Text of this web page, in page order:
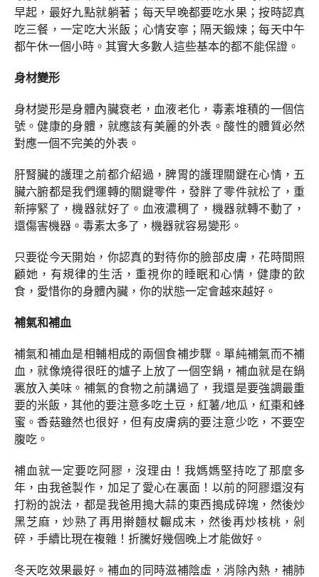
早起，最好九點就躺著；每天早晚都要吃水果；按時認真
吃三餐，一定吃大米飯；心情安寧；隔天鍛煉；每天中午
都午休一個小時。其實大多數人這些基本的都不能保證。
身材變形
身材變形是身體內臟衰老，血液老化，毒素堆積的一個信
號。健康的身體，就應該有美麗的外表。酸性的體質必然
對應一個不完美的外表。
肝腎臟的護理之前都介紹過，脾胃的護理關鍵在心情，五
臟六腑都是我們運轉的關鍵零件，發胖了零件就松了，重
新擰緊了，機器就好了。血液濃稠了，機器就轉不動了，
還傷害機器。毒素太多了，機器就容易變形。
只要從今天開始，你認真的對待你的臉部皮膚，花時間照
顧她，有規律的生活，重視你的睡眠和心情，健康的飲
食，愛惜你的身體內臟，你的狀態一定會越來越好。
補氣和補血
補氣和補血是相輔相成的兩個食補步驟。單純補氣而不補
血，就像燒得很旺的爐子上放了一個空鍋，補血就是在鍋
裏放入美味。補氣的食物之前講過了，我還是要強調最重
要的米飯，其他的要注意多吃土豆，紅薯/地瓜，紅棗和蜂
蜜。香菇雖然也很好，但有皮膚病的要注意少吃，不要空
腹吃。
補血就一定要吃阿膠，沒理由！我媽媽堅持吃了那麼多
年，由我爸製作，加足了愛心在裏面！以前的阿膠還沒有
打粉的說法，都是我爸用搗大蒜的東西搗成碎塊，然後炒
黑芝麻，炒熟了再用擀麵杖輾成末，然後再炒核桃，剁
碎，手續比現在複雜！折騰好幾個晚上才能做好。
冬天吃效果最好。補血的同時滋補陰虛，消除內熱，補肺